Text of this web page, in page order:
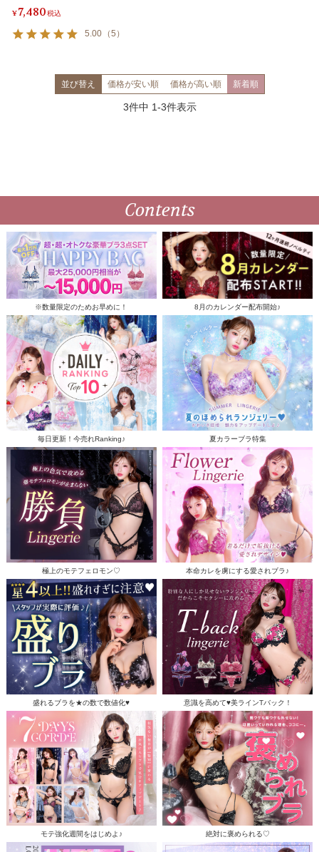
¥7,480税込
5.00 （5 ）
並び替え 価格が安い順 価格が高い順 新着順
3件中 1-3件表示
Contents
※数量限定のためお早めに！ 8月のカレンダー配布開始♪
毎日更新！今売れRanking♪ 夏カラーブラ特集
極上のモテフェロモン♡ 本命カレを虜にする愛されブラ♪
盛れるブラを★の数で数値化♥ 意識を高めて♥美ラインTバック！
モテ強化週間をはじめよ♪ 絶対に褒められる♡